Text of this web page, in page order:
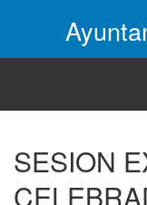
SESION